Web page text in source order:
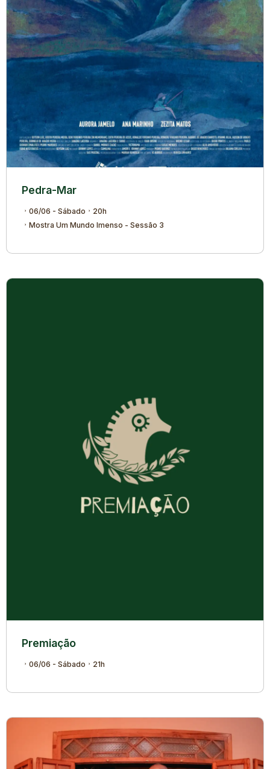
Pedra-Mar
06/06 - Sábado
20h
Mostra Um Mundo Imenso - Sessão 3
Premiação
06/06 - Sábado 21h